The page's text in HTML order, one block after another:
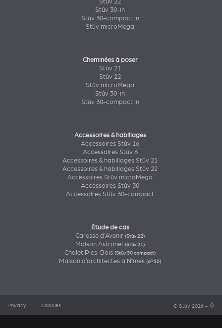
Stûv 22
Stûv 30-in
Stûv 30-compact in
Stûv microMega
Cheminées à poser
Stûv 21
Stûv 22
Stûv microMega
Stûv 30-in
Stûv 30-compact in
Accessoires & habillages
Accessoires Stûv 16
Accessoires Stûv 6
Accessoires & habillages Stûv 21
Accessoires & habillages Stûv 22
Accessoires Stûv microMega
Accessoires Stûv 30
Accessoires Stûv 30-compact
Étude de cas
Caresse d'Avenir(Stûv 22)
Maison Astronef(Stûv 21)
Chalet Pics-Bois(Stûv 30 compact)
Maison d’architectes à Nîmes(sP10)
Privacy Cookies © Stûv 2026 - a